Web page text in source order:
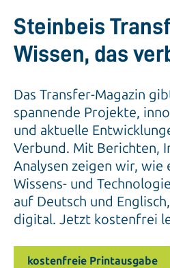
Steinbeis
Wissen, das
Das Transfer-Magazin
spannende Projekte,
und aktuelle
Verbund. Mit Berichten,
Analysen zeigen wir,
Wissens- und
auf Deutsch und
digital. Jetzt kostenfrei
kostenfreie Printausgabe